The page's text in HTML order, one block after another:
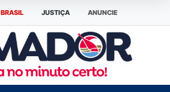
BRASIL JUSTIÇA ANUNCIE